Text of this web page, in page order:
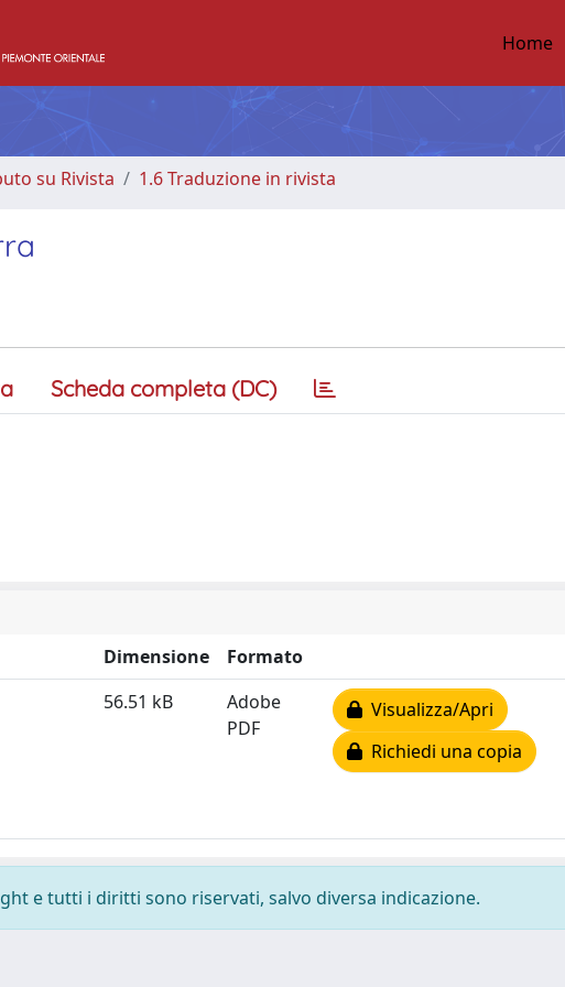
Home
su Rivista 1.6 Traduzione in rivista
Scheda completa (DC)
Dimensione
Formato
56.51 kB
Adobe
PDF
Visualizza/Apri
Richiedi una copia
e tutti i diritti sono riservati, salvo diversa indicazione.